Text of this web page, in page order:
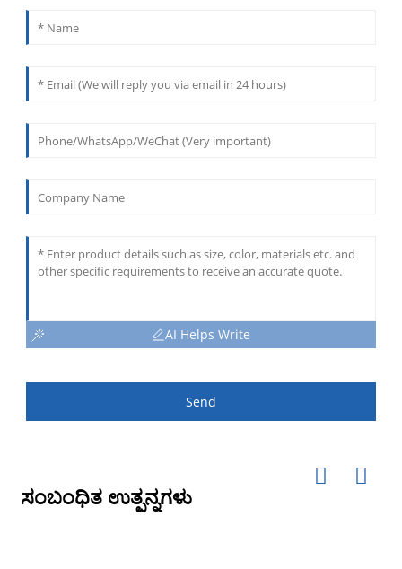
AI Helps Write
Send
ಸಂಬಂಧಿತ ಉತ್ಪನ್ನಗಳು